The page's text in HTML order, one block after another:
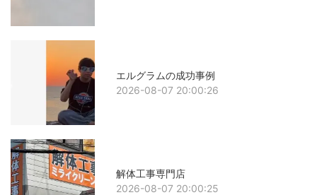
エルグラムの成功事例
2026-08-07 20:00:26
解体工事専門店
2026-08-07 20:00:25